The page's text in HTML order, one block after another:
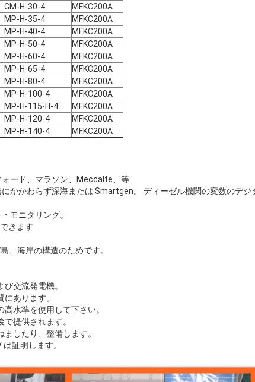
GM-H-30-4
MFKC200A
MP-H-35-4
MFKC200A
MP-H-40-4
MFKC200A
MP-H-50-4
MFKC200A
MP-H-60-4
MFKC200A
MP-H-65-4
MFKC200A
MP-H-80-4
MFKC200A
MP-H-100-4
MFKC200A
MP-H-115-H-4
MFKC200A
MP-H-120-4
MFKC200A
MP-H-140-4
MFKC200A
ォード、マラソン、Meccalte、等
にかかわらず深海または Smartgen。 ディーゼル機関の変数のデジ
モニタリング。
きます
、海岸の構造のためです。
交流発電機。
あります。
水準を使用して下さい。
提供されます。
したり、整備します。
証明します。